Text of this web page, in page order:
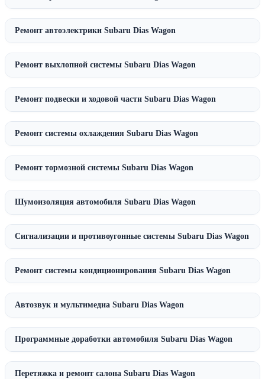
Ремонт автоэлектрики Subaru Dias Wagon
Ремонт выхлопной системы Subaru Dias Wagon
Ремонт подвески и ходовой части Subaru Dias Wagon
Ремонт системы охлаждения Subaru Dias Wagon
Ремонт тормозной системы Subaru Dias Wagon
Шумоизоляция автомобиля Subaru Dias Wagon
Сигнализации и противоугонные системы Subaru Dias Wagon
Ремонт системы кондиционирования Subaru Dias Wagon
Автозвук и мультимедиа Subaru Dias Wagon
Программные доработки автомобиля Subaru Dias Wagon
Перетяжка и ремонт салона Subaru Dias Wagon